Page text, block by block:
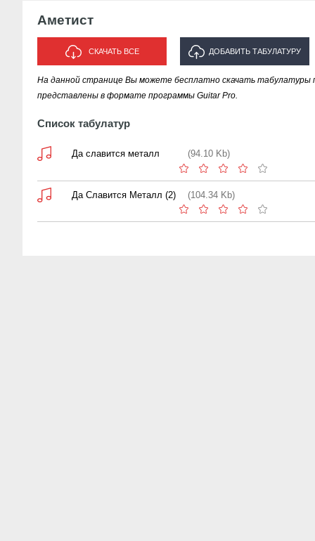
Аметист
СКАЧАТЬ ВСЕ ДОБАВИТЬ ТАБУЛАТУРУ
ИСПОЛНИТЕЛЯ "АМЕТИСТ"
На данной странице Вы можете бесплатно скачать
представлены в формате программы Guitar Pro.
Список табулатур
Да славится металл (94.10 Kb)
Да Славится Металл (2) (104.34 Kb)